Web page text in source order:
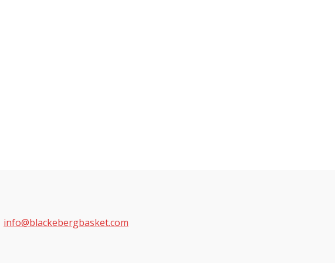
info@blackebergbasket.com